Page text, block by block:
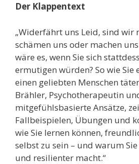
Der Klappentext
„Widerfährt uns Leid, sind wir
schämen uns oder machen
wäre es, wenn Sie sich
ermutigen würden? So wie Sie
einen geliebten Menschen
Brähler, Psychotherapeutin
mitgefühlsbasierte Ansätze,
Fallbeispielen, Übungen und
wie Sie lernen können,
selbst zu sein – und warum
und resilienter macht.“